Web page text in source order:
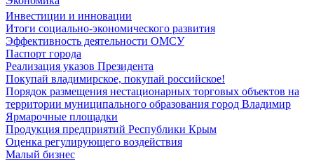
Инвестиции и инновации
Итоги социально-экономического развития
Эффективность деятельности ОМСУ
Паспорт города
Реализация указов Президента
Покупай владимирское, покупай российское!
Порядок размещения нестационарных торговых объектов на
территории муниципального образования город Владимир
Ярмарочные площадки
Продукция предприятий Республики Крым
Оценка регулирующего воздействия
Малый бизнес